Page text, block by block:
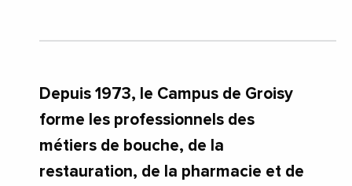
Depuis 1973, le Campus de Groisy
forme les professionnels des
métiers de bouche, de la
restauration, de la pharmacie et de